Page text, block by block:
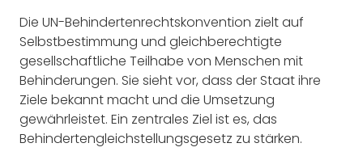
Die UN-Behindertenrechtskonvention zielt auf
Selbstbestimmung und gleichberechtigte
gesellschaftliche Teilhabe von Menschen mit
Behinderungen. Sie sieht vor, dass der Staat ihre
Ziele bekannt macht und die Umsetzung
gewährleistet. Ein zentrales Ziel ist es, das
Behindertengleichstellungsgesetz zu stärken.